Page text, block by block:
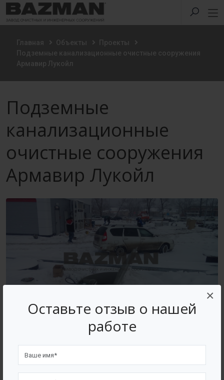
Оставьте отзыв о нашей
работе
×
Главная Объекты
Проекты
Подземные канализационные очистные сооружения
Армавир Лукойл
Подземные
канализационные
очистные сооружения
Армавир Лукойл